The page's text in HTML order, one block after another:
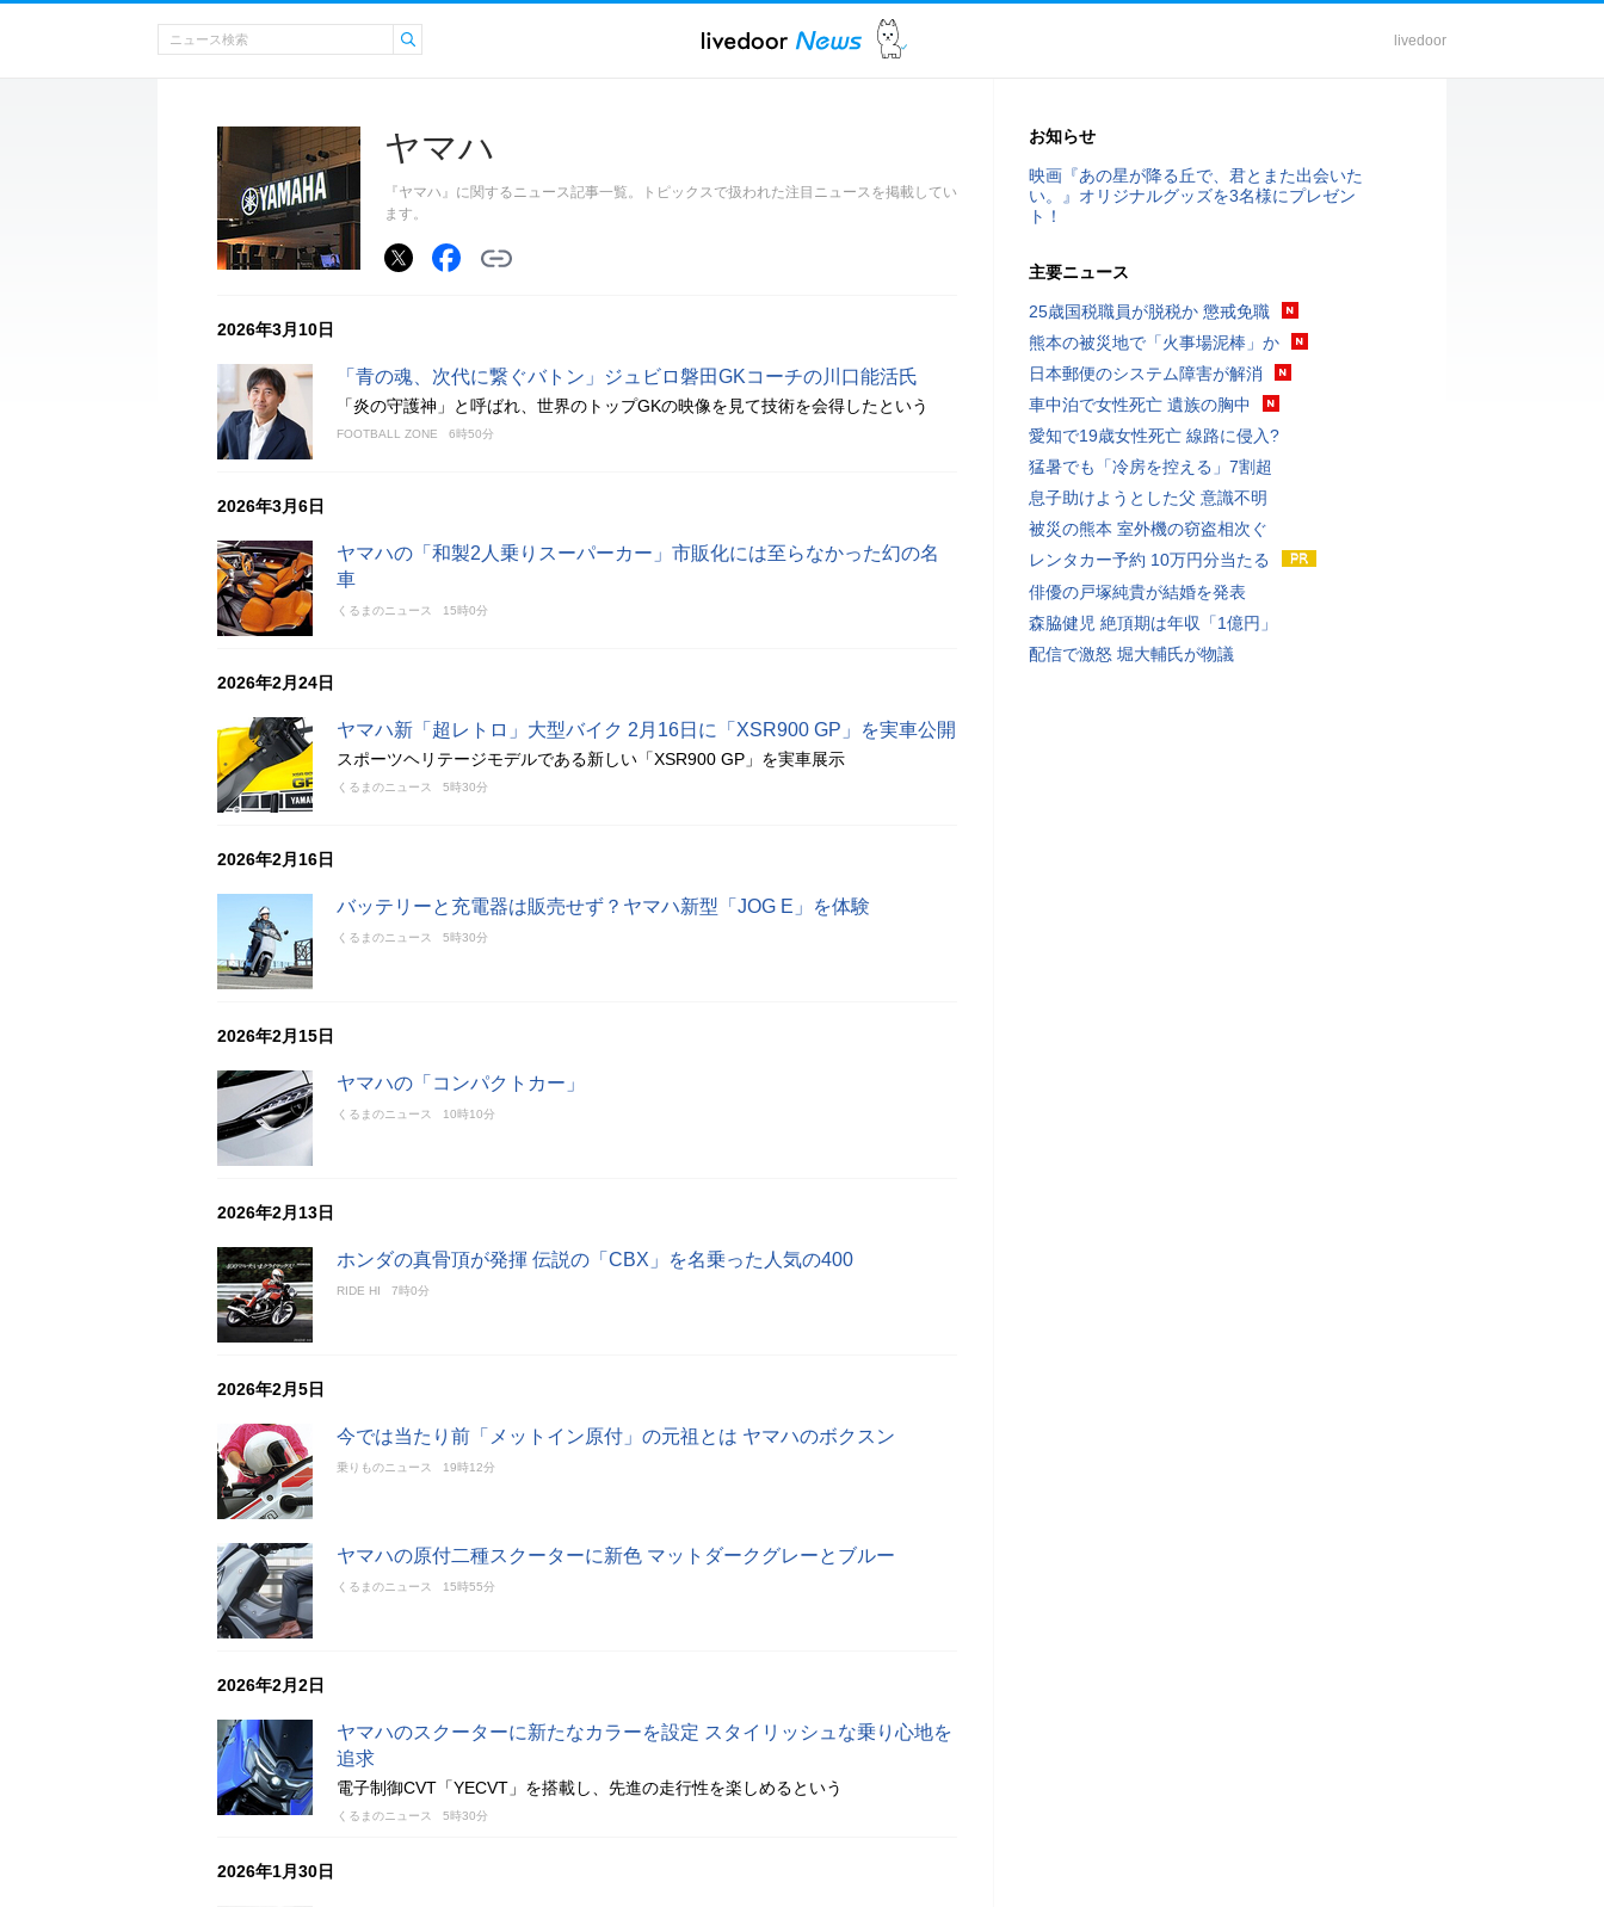
livedoor
ヤマハ
『ヤマハ』に関するニュース記事一覧。トピックスで扱われた注目ニュースを掲載してい
ます。
2026年3月10日
「青の魂、次代に繋ぐバトン」ジュビロ磐田GKコーチの川口能活氏
「炎の守護神」と呼ばれ、世界のトップGKの映像を見て技術を会得したという
FOOTBALL ZONE 6時50分
2026年3月6日
ヤマハの「和製2人乗りスーパーカー」市販化には至らなかった幻の名
車
くるまのニュース 15時0分
2026年2月24日
ヤマハ新「超レトロ」大型バイク 2月16日に「XSR900 GP」を実車公開
スポーツヘリテージモデルである新しい「XSR900 GP」を実車展示
くるまのニュース 5時30分
2026年2月16日
バッテリーと充電器は販売せず？ヤマハ新型「JOG E」を体験
くるまのニュース 5時30分
2026年2月15日
ヤマハの「コンパクトカー」
くるまのニュース 10時10分
2026年2月13日
ホンダの真骨頂が発揮 伝説の「CBX」を名乗った人気の400
RIDE HI 7時0分
2026年2月5日
今では当たり前「メットイン原付」の元祖とは ヤマハのボクスン
乗りものニュース 19時12分
ヤマハの原付二種スクーターに新色 マットダークグレーとブルー
くるまのニュース 15時55分
2026年2月2日
ヤマハのスクーターに新たなカラーを設定 スタイリッシュな乗り心地を
追求
電子制御CVT「YECVT」を搭載し、先進の走行性を楽しめるという
くるまのニュース 5時30分
2026年1月30日
お知らせ
映画『あの星が降る丘で、君とまた出会いた
い。』オリジナルグッズを3名様にプレゼン
ト！
主要ニュース
25歳国税職員が脱税か 懲戒免職
熊本の被災地で「火事場泥棒」か
日本郵便のシステム障害が解消
車中泊で女性死亡 遺族の胸中
愛知で19歳女性死亡 線路に侵入?
猛暑でも「冷房を控える」7割超
息子助けようとした父 意識不明
被災の熊本 室外機の窃盗相次ぐ
レンタカー予約 10万円分当たる
俳優の戸塚純貴が結婚を発表
森脇健児 絶頂期は年収「1億円」
配信で激怒 堀大輔氏が物議